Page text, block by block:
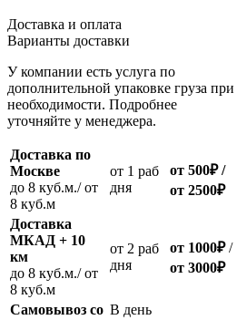
Доставка и оплата
Варианты доставки
У компании есть услуга по
дополнительной упаковке груза при
необходимости. Подробнее
уточняйте у менеджера.
Доставка по
Москве
до 8 куб.м./ от
8 куб.м
oт 1 раб
дня
от 500₽/
от 2500₽
Доставка
МКАД + 10
км
до 8 куб.м./ от
8 куб.м
oт 2 раб
дня
от 1000₽/
от 3000₽
Самовывоз со В день